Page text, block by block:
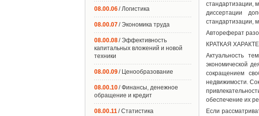
стандартизации,
диссертации
стандартизации,
Автореферат
КРАТКАЯ
Актуальность
экономической
сокращением
недвижимости.
обеспечение их
Если
08.00.06/ Логистика
08.00.07/ Экономика труда
08.00.08/ Эффективность
капитальных вложений и новой
техники
08.00.09/ Ценообразование
08.00.10/ Финансы, денежное
обращение и кредит
08.00.11/ Статистика